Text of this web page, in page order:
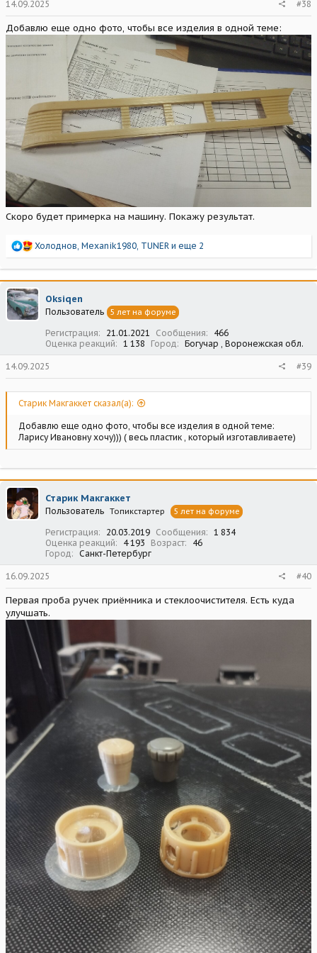
14.09.2025 #38
Добавлю еще одно фото, чтобы все изделия в одной теме:
Скоро будет примерка на машину. Покажу результат.
Р
а
к
ц
и
и
Холоднов, Mexanik1980, TUNER и еще 2
Oksiqen
Пользователь 5 лет на форуме
Регистрация 21.01.2021 Сообщения
466
Оценка реакций
1 138 Город Богучар , Воронежская обл.
14.09.2025 #39
Старик Макгаккет сказал(а):
Добавлю еще одно фото, чтобы все изделия в одной теме:
Ларису Ивановну хочу))) ( весь пластик , который изготавливаете)
Старик Макгаккет
Пользователь Топикстартер 5 лет на форуме
Регистрация 20.03.2019 Сообщения
1 834
Оценка реакций
4 193 Возраст
46
Город
Санкт-Петербург
16.09.2025 #40
Первая проба ручек приёмника и стеклоочистителя. Есть куда
улучшать.